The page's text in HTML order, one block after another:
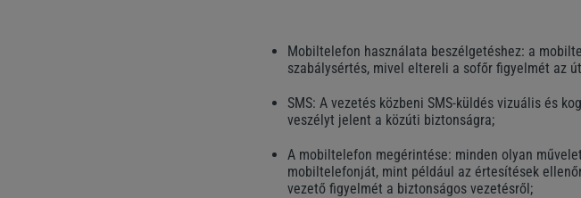
Mobiltelefon használata beszélgetéshez: a
szabálysértés, mivel eltereli a sofőr figyelmét az
SMS: A vezetés közbeni SMS-küldés vizuális és
veszélyt jelent a közúti biztonságra;
A mobiltelefon megérintése: minden olyan
mobiltelefonját, mint például az értesítések
vezető figyelmét a biztonságos vezetésről;